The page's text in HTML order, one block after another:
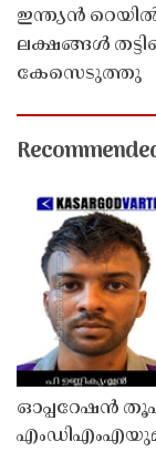
ഇന്ത്യൻ
ലക്ഷങ്ങൾ
കേസെടുത്തു
ഓപ്പറേഷൻ